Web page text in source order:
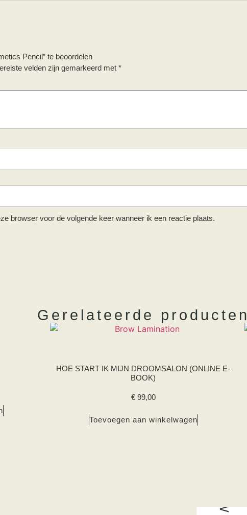
Pencil” te beoordelen
velden zijn gemarkeerd met *
browser voor de volgende keer wanneer ik een reactie plaats.
Gerelateerde producten
HOE START IK MIJN DROOMSALON (ONLINE E-
BOOK)
€99,00
Toevoegen aan winkelwagen